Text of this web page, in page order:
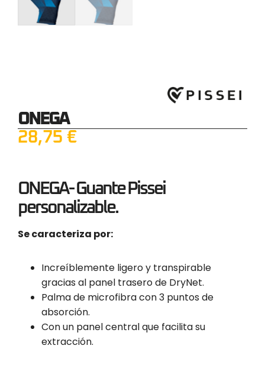
ONEGA
28,75 €
ONEGA- Guante Pissei
personalizable.
Se caracteriza por:
Increíblemente ligero y transpirable
gracias al panel trasero de DryNet.
Palma de microfibra con 3 puntos de
absorción.
Con un panel central que facilita su
extracción.